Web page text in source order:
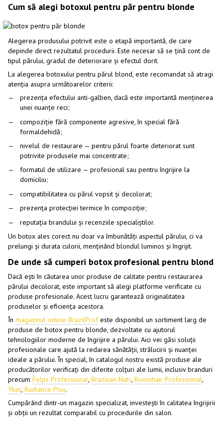
Cum să alegi botoxul pentru păr pentru blonde
Alegerea produsului potrivit este o etapă importantă, de care
depinde direct rezultatul procedurii. Este necesar să se țină cont de
tipul părului, gradul de deteriorare și efectul dorit.
La alegerea botoxului pentru părul blond, este recomandat să atragi
atenția asupra următoarelor criterii:
prezența efectului anti-galben, dacă este importantă menținerea
unei nuanțe reci;
compoziție fără componente agresive, în special fără
formaldehidă;
nivelul de restaurare — pentru părul foarte deteriorat sunt
potrivite produsele mai concentrate;
formatul de utilizare — profesional sau pentru îngrijire la
domiciliu;
compatibilitatea cu părul vopsit și decolorat;
prezența protecției termice în compoziție;
reputația brandului și recenziile specialiștilor.
Un botox ales corect nu doar va îmbunătăți aspectul părului, ci va
prelungi și durata culorii, menținând blondul luminos și îngrijit.
De unde să cumperi botox profesional pentru blond
Dacă ești în căutarea unor produse de calitate pentru restaurarea
părului decolorat, este important să alegi platforme verificate cu
produse profesionale. Acest lucru garantează originalitatea
produselor și eficiența acestora.
În magazinul online BrazilProfeste disponibil un sortiment larg de
produse de botox pentru blonde, dezvoltate cu ajutorul
tehnologiilor moderne de îngrijire a părului. Aici vei găsi soluții
profesionale care ajută la redarea sănătății, strălucirii și nuanței
ideale a părului. În special, în catalogul nostru există produse ale
producătorilor verificați din diferite colțuri ale lumii, inclusiv branduri
precum Felps Professional Brazilian Nuts Boomhair Professional
Ykas Radiance Plus.
Cumpărând dintr-un magazin specializat, investești în calitatea îngrijirii
și obții un rezultat comparabil cu procedurile din salon.